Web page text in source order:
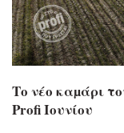
Το νέο καµάρι
Profi Ιουνίου